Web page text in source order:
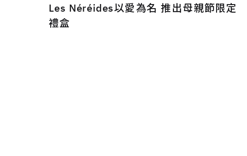
Les Néréides以愛為名 推出母親節限定
禮盒